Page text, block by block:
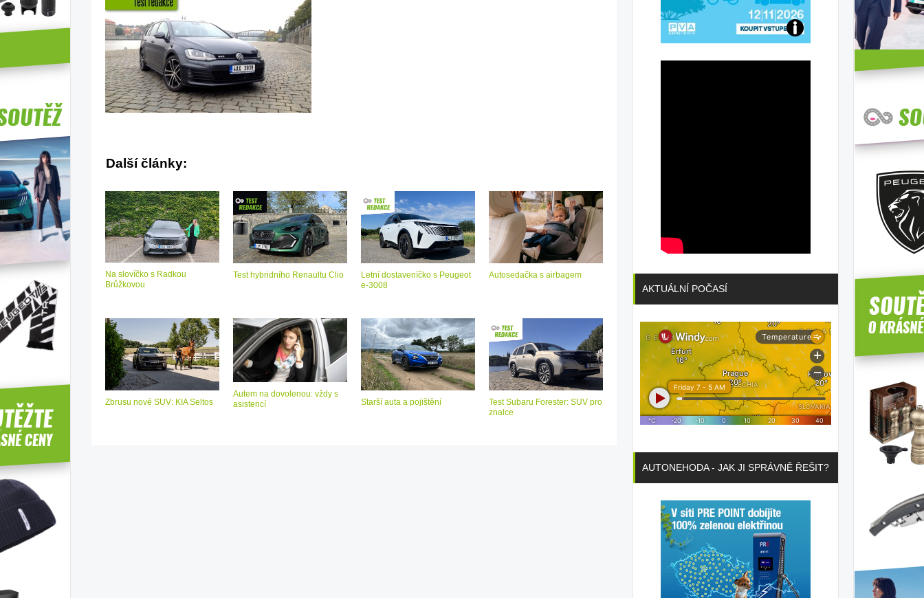
Další články:
Na slovíčko s Radkou
Brůžkovou
Test hybridního Renaultu Clio
Letní dostaveníčko s Peugeot
e-3008
Autosedačka s airbagem
Zbrusu nové SUV: KIA Seltos
Autem na dovolenou: vždy s
asistencí
Starší auta a pojištění
Test Subaru Forester: SUV pro
znalce
Přijďte
AKTUÁLNÍ POČASÍ
AUTONEHODA - JAK JI SPRÁVNĚ ŘEŠIT?